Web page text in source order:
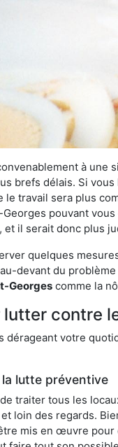
à une
brefs délais. Si
le travail sera plus
pouvant
il serait donc plus
quelques
devant du
Georges comme la
lutter contre
dérageant votre
lutte préventive
traiter tous les
loin des regards.
mis en œuvre